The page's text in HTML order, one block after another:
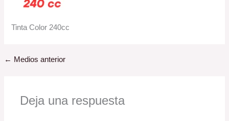
Tinta Color 240cc
← Medios anterior
Deja una respuesta